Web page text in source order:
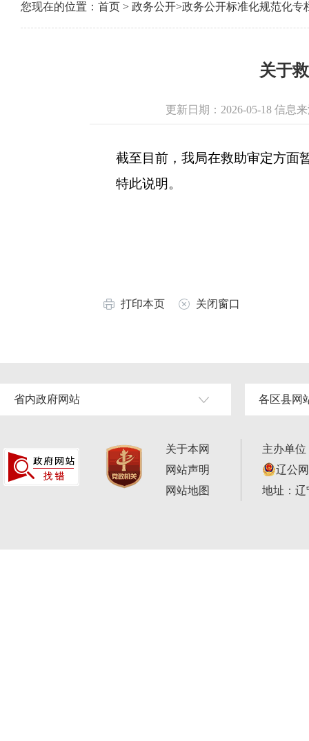
您现在的位置： 首页 > 政务公开>政务公开标准化规范化专
关于
更新日期：2026-05-18 信息
截至目前，我局在救助审定方面
特此说明。
打印本页 关闭窗口
省内政府网站 各区县网
关于本网
网站声明
网站地图
主办单
辽公
地址：辽